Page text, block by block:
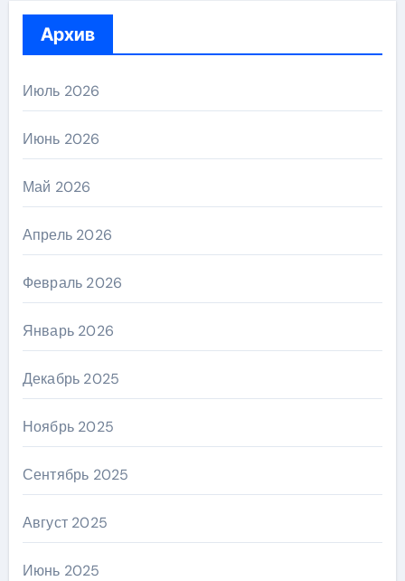
Архив
Июль 2026
Июнь 2026
Май 2026
Апрель 2026
Февраль 2026
Январь 2026
Декабрь 2025
Ноябрь 2025
Сентябрь 2025
Август 2025
Июнь 2025